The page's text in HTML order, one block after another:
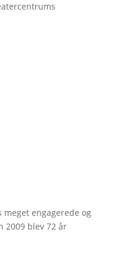
engagerede og
2009 blev 72 år